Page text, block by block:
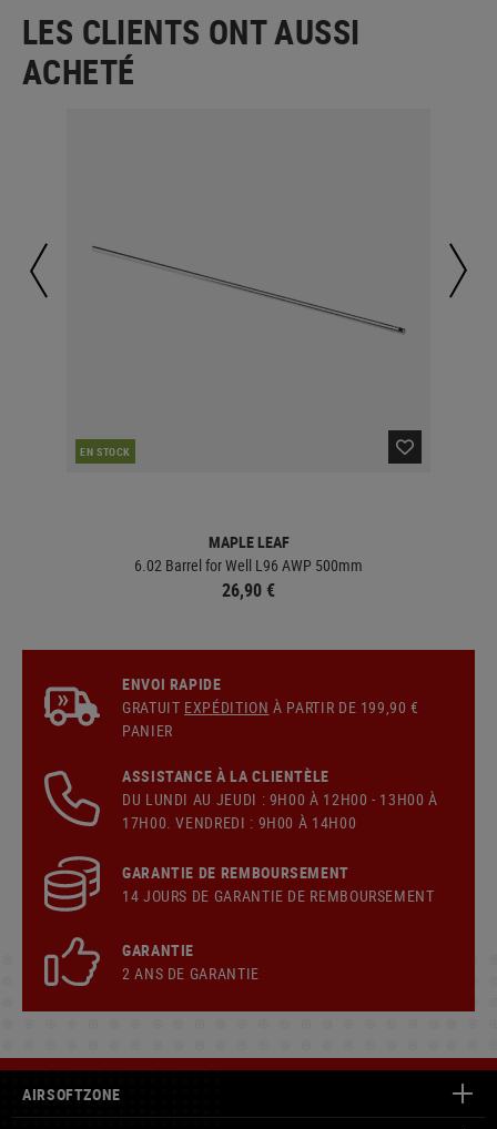
LES CLIENTS ONT AUSSI
ACHETÉ
EN STOCK
MAPLE LEAF
6.02 Barrel for Well L96 AWP 500mm
26,90 €
ENVOI RAPIDE
GRATUIT EXPÉDITION À PARTIR DE 199,90 €
PANIER
ASSISTANCE À LA CLIENTÈLE
DU LUNDI AU JEUDI : 9H00 À 12H00 - 13H00 À
17H00. VENDREDI : 9H00 À 14H00
GARANTIE DE REMBOURSEMENT
14 JOURS DE GARANTIE DE REMBOURSEMENT
GARANTIE
2 ANS DE GARANTIE
AIRSOFTZONE